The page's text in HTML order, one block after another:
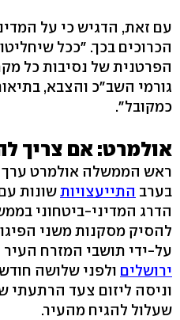
עם זאת, הדגיש כי על
הכרוכים בכך. "ככל
הפרטנית של נסיבות כל
גורמי השב"כ והצבא,
כמקובל".
אולמרט: אם צריך
ראש הממשלה אולמרט ערך
בערב התייעצויותשונות
הדרג המדיני-ביטחוני
להסיק מסקנות משני
על-ידי תושבי המזרח
ירושלים ולפני שלושה
וניסה ליזום צעד
שעלול להגיח מהעיר.